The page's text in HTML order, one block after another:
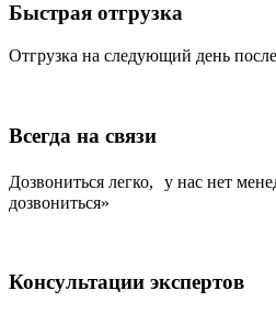
Быстрая отгрузка
Отгрузка на следующий день
Всегда на связи
Дозвониться легко, у нас нет
дозвониться»
Консультации экспертов